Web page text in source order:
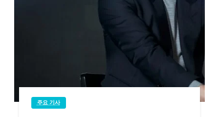
주요 기사